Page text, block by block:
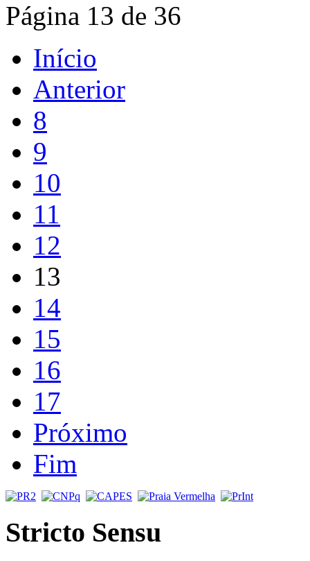
Página 13 de 36
Início
Anterior
8
9
10
11
12
13
14
15
16
17
Próximo
Fim
Stricto Sensu